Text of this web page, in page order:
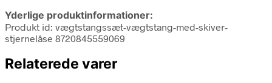
Yderlige produktinformationer:
Produkt id: vægtstangssæt-vægtstang-med-skiver-
stjernelåse 8720845559069
Relaterede varer